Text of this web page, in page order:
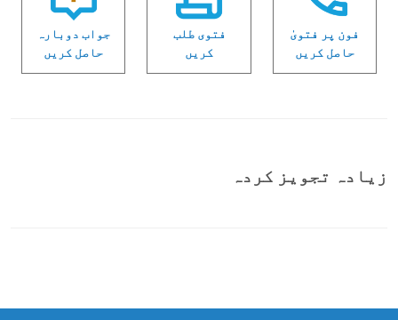
فون پر فتویٰ
حاصل کریں
فتوی طلب
کریں
جواب دوبارہ
حاصل کریں
زیادہ تجویز کردہ